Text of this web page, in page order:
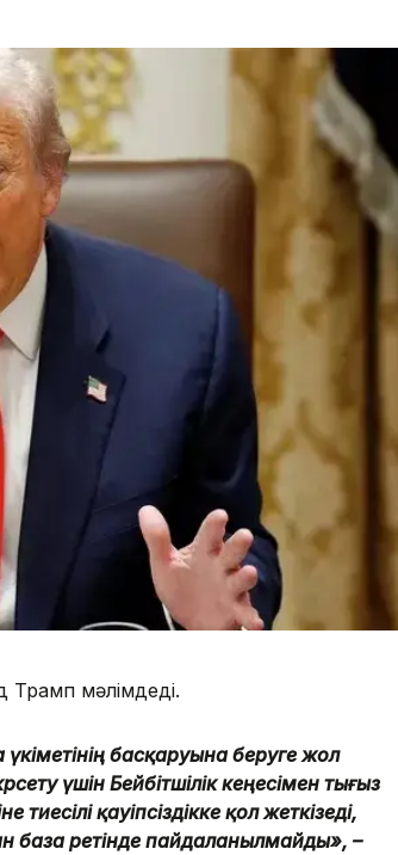
мәлімдеді.
басқаруына беруге жол
үшін Бейбітшілік кеңесімен тығыз
қауіпсіздікке қол жеткізеді,
база ретінде пайдаланылмайды», –